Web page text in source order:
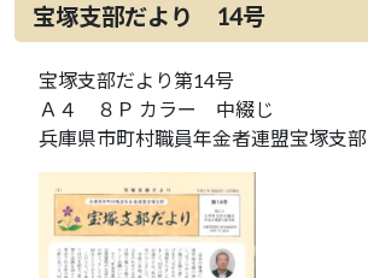
宝塚支部だより 14号
宝塚支部だより第14号
Ａ４ ８Ｐ カラー 中綴じ
兵庫県市町村職員年金者連盟宝塚支部